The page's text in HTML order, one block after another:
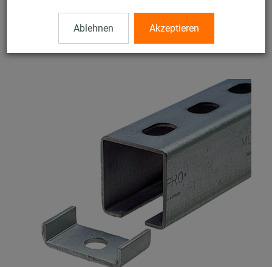
Ablehnen Akzeptieren
MPC-Halteklammern
V2A MPC-Halteklammer M8 für Profil 40/60